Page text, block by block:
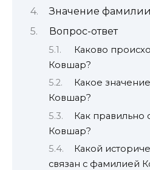
Значение
Вопрос-ответ
Каково
Ковшар?
Какое
Ковшар?
Как правильно
Ковшар?
Какой
связан с фамилией